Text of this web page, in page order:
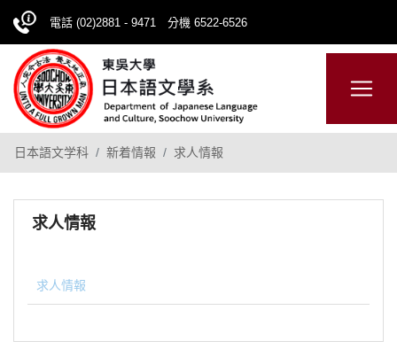
電話 (02)2881 - 9471 分機 6522-6526
CHINESE 網站導覽
日本語文学科 新着情報 求人情報
求人情報
求人情報